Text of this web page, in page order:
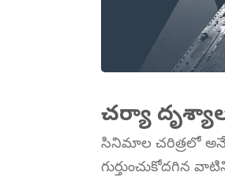
చర్యా
సినిమాల చరిత్రలో
గుర్తుంచుకోదగిన